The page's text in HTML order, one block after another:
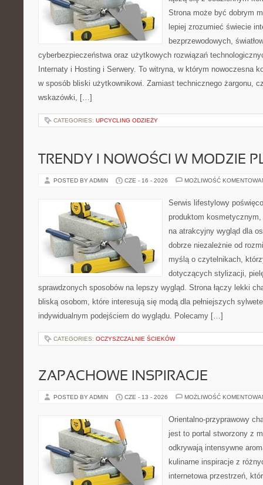
Strona może być dobrym
lepiej zrozumieć świecie
bezprzewodowych,
cyberbezpieczeństwa oraz użytkowych rozwiązań
Internaty i Hosting i Serwery. To witryna, w którym nowoczesna
w sposób bliski użytkownikowi. Zamiast technicznego żargonu,
wskazówki, […]
CATEGORIES: UPCYCLING ODZIEŻY
TRENDY I NOWOŚCI W MODZIE
POSTED BY ADMIN CZE - 16 - 2026 MOŻLIWOŚĆ
Serwis lifestylowy
produktom
na atrakcyjny wygląd dla
dobrze niezależnie od
myślą o czytelnikach,
dotyczących stylizacji,
sprawdzonych sposobów na lepszy wygląd. Strona łączy lekki
bliską osobom, które interesują się modą dla pełniejszych
indywidualnym podejściem do wyglądu. Polecamy […]
CATEGORIES: OCZYSZCZALNIE ŚCIEKÓW
ZAPACHOWE INSPIRACJE
POSTED BY ADMIN CZE - 13 - 2026 MOŻLIWOŚĆ
Orientalno-przyprawowy
jest to portal stworzony z
odkrywają intensywne
kulinarne inspiracje z
internetowa przestrzeń,